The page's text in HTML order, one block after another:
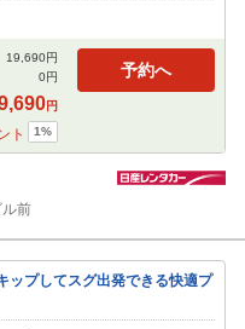
19,690円
0円
円
ト 1%
予約へ
前
プしてスグ出発できる快適プ